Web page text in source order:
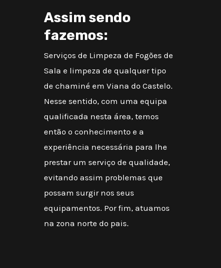
Assim sendo
fazemos:
Serviços de Limpeza de Fogões de
Sala e limpeza de qualquer tipo
de chaminé em Viana do Castelo.
Nesse sentido, com uma equipa
qualificada nesta área, temos
então o conhecimento e a
experiência necessária para lhe
prestar um serviço de qualidade,
evitando assim problemas que
possam surgir nos seus
equipamentos. Por fim, atuamos
na zona norte do pais.